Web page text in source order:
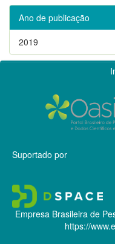
Ano de publicação
2019
Suportado por
Empresa Brasileira de
https://